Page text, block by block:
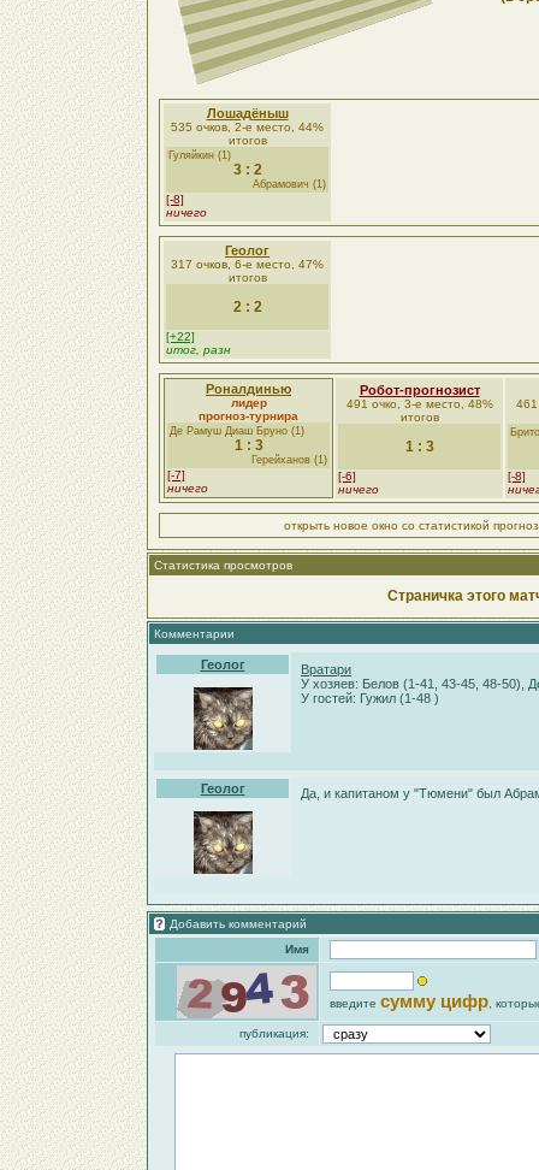
Лошадёныш
535 очков, 2-е место, 44%
итогов
Гуляйкин (1)
3 : 2
Абрамович (1)
[-8]
ничего
Геолог
317 очков, 6-е место, 47%
итогов
2 : 2
[+22]
итог, разн
Роналдинью
лидер
прогноз-турнира
Де Рамуш Диаш Бруно (1)
1 : 3
Герейханов (1)
[-7]
ничего
Робот-прогнозист
491 очко, 3-е место, 48%
итогов
1 : 3
[-6]
ничего
461
[-8]
открыть новое окно со статистикой
Статистика просмотров
Страничка этого
Комментарии
Геолог
Вратари
У хозяев: Белов (1-41, 43-45, 48-50),
У гостей: Гужил (1-48 )
Геолог Да, и капитаном у "Тюмени" был
Добавить комментарий
Имя
введите сумму цифр ,
публикация: